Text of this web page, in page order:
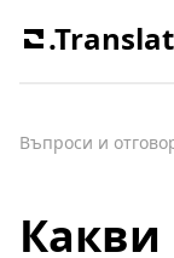
Въпроси и
Какви